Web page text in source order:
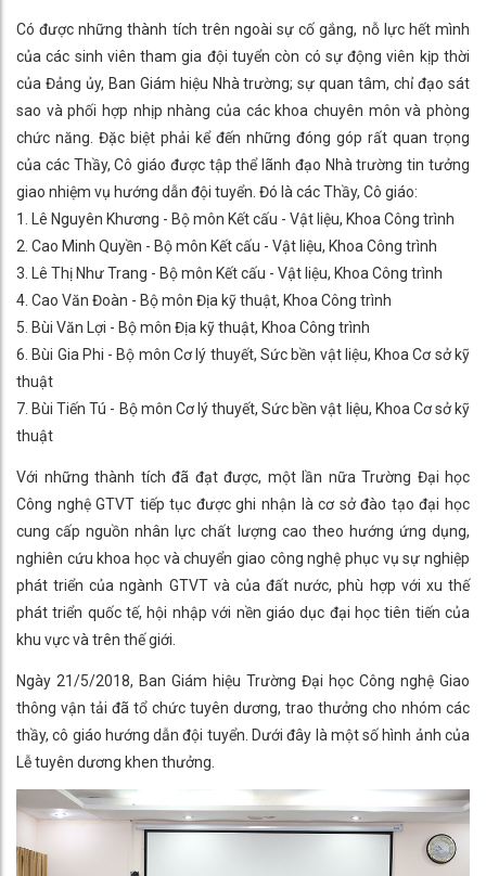
Có được những thành tích trên ngoài sự cố gắng, nỗ lực hết mình
của các sinh viên tham gia đội tuyển còn có sự động viên kịp thời
của Đảng ủy, Ban Giám hiệu Nhà trường; sự quan tâm, chỉ đạo sát
sao và phối hợp nhịp nhàng của các khoa chuyên môn và phòng
chức năng. Đặc biệt phải kể đến những đóng góp rất quan trọng
của các Thầy, Cô giáo được tập thể lãnh đạo Nhà trường tin tưởng
giao nhiệm vụ hướng dẫn đội tuyển. Đó là các Thầy, Cô giáo:
1. Lê Nguyên Khương - Bộ môn Kết cấu - Vật liệu, Khoa Công trình
2. Cao Minh Quyền - Bộ môn Kết cấu - Vật liệu, Khoa Công trình
3. Lê Thị Như Trang - Bộ môn Kết cấu - Vật liệu, Khoa Công trình
4. Cao Văn Đoàn - Bộ môn Địa kỹ thuật, Khoa Công trình
5. Bùi Văn Lợi - Bộ môn Địa kỹ thuật, Khoa Công trình
6. Bùi Gia Phi - Bộ môn Cơ lý thuyết, Sức bền vật liệu, Khoa Cơ sở kỹ
thuật
7. Bùi Tiến Tú - Bộ môn Cơ lý thuyết, Sức bền vật liệu, Khoa Cơ sở kỹ
thuật
Với những thành tích đã đạt được, một lần nữa Trường Đại học
Công nghệ GTVT tiếp tục được ghi nhận là cơ sở đào tạo đại học
cung cấp nguồn nhân lực chất lượng cao theo hướng ứng dụng,
nghiên cứu khoa học và chuyển giao công nghệ phục vụ sự nghiệp
phát triển của ngành GTVT và của đất nước, phù hợp với xu thế
phát triển quốc tế, hội nhập với nền giáo dục đại học tiên tiến của
khu vực và trên thế giới.
Ngày 21/5/2018, Ban Giám hiệu Trường Đại học Công nghệ Giao
thông vận tải đã tổ chức tuyên dương, trao thưởng cho nhóm các
thầy, cô giáo hướng dẫn đội tuyển. Dưới đây là một số hình ảnh của
Lễ tuyên dương khen thưởng.